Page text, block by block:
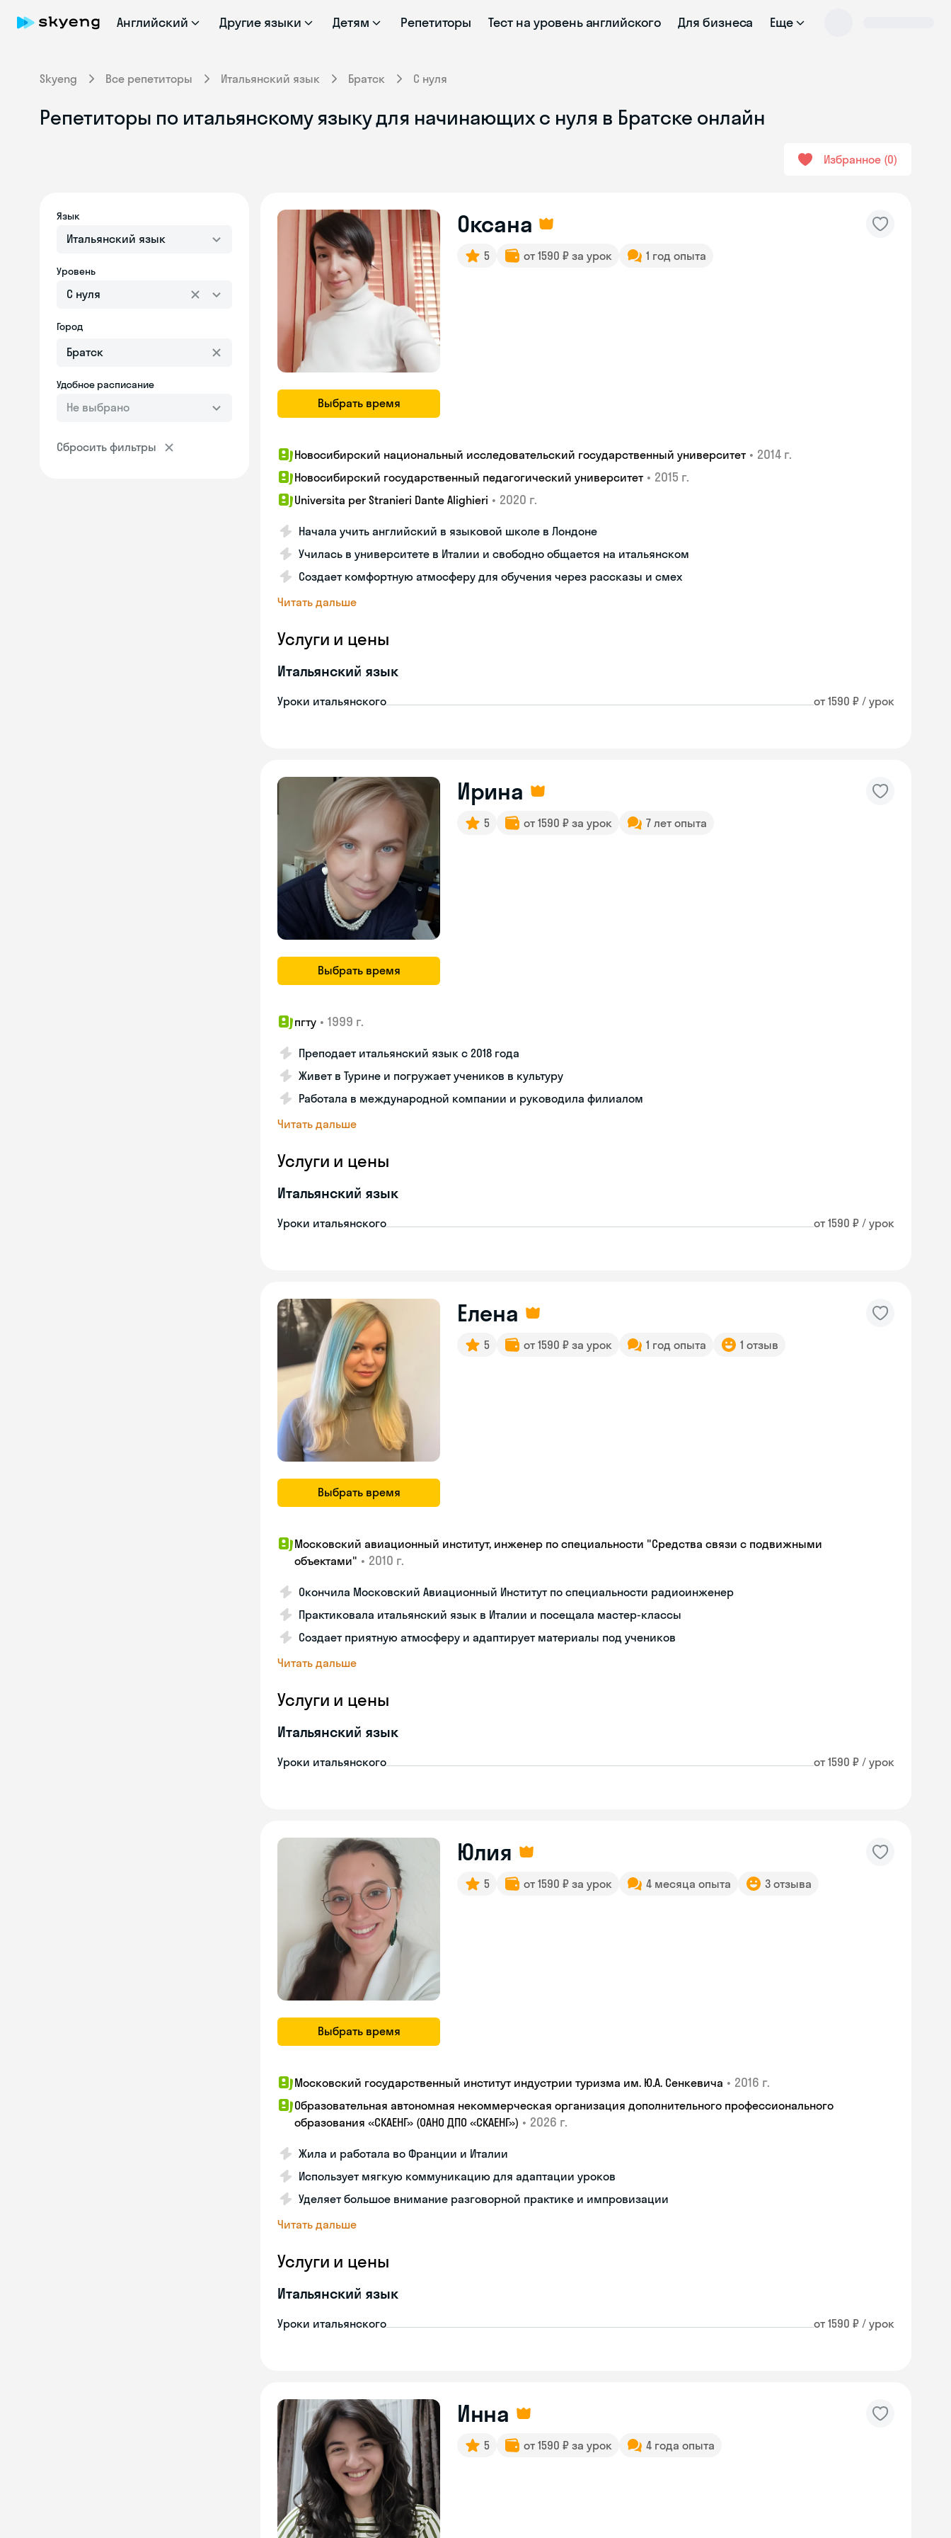
Английский Другие языки Детям Репетиторы Тест на уровень английского Для бизнеса Еще
Skyeng Все репетиторы Итальянский язык Братск С нуля
Репетиторы по итальянскому языку для начинающих с нуля в Братске онлайн
Избранное 0
Язык
Итальянский язык
Уровень
С нуля
Город
Удобное расписание
Не выбрано
Сбросить фильтры
Выбрать время
Оксана
5 от 1590 ₽ за урок 1 год опыта
Новосибирский национальный исследовательский государственный университет • 2014 г.
Новосибирский государственный педагогический университет • 2015 г.
Universita per Stranieri Dante Alighieri • 2020 г.
Начала учить английский в языковой школе в Лондоне
Училась в университете в Италии и свободно общается на итальянском
Создает комфортную атмосферу для обучения через рассказы и смех
Читать дальше
Услуги и цены
Итальянский язык
Уроки итальянского от 1590 ₽ / урок
Выбрать время
Ирина
5 от 1590 ₽ за урок 7 лет опыта
пгту • 1999 г.
Преподает итальянский язык с 2018 года
Живет в Турине и погружает учеников в культуру
Работала в международной компании и руководила филиалом
Читать дальше
Услуги и цены
Итальянский язык
Уроки итальянского от 1590 ₽ / урок
Выбрать время
Елена
5 от 1590 ₽ за урок 1 год опыта 1 отзыв
Московский авиационный институт, инженер по специальности "Средства связи с подвижными
объектами" • 2010 г.
Окончила Московский Авиационный Институт по специальности радиоинженер
Практиковала итальянский язык в Италии и посещала мастер-классы
Создает приятную атмосферу и адаптирует материалы под учеников
Читать дальше
Услуги и цены
Итальянский язык
Уроки итальянского от 1590 ₽ / урок
Выбрать время
Юлия
5 от 1590 ₽ за урок 4 месяца опыта 3 отзыва
Московский государственный институт индустрии туризма им. Ю.А. Сенкевича • 2016 г.
Образовательная автономная некоммерческая организация дополнительного профессионального
образования «СКАЕНГ» (ОАНО ДПО «СКАЕНГ») • 2026 г.
Жила и работала во Франции и Италии
Использует мягкую коммуникацию для адаптации уроков
Уделяет большое внимание разговорной практике и импровизации
Читать дальше
Услуги и цены
Итальянский язык
Уроки итальянского от 1590 ₽ / урок
Инна
5 от 1590 ₽ за урок 4 года опыта